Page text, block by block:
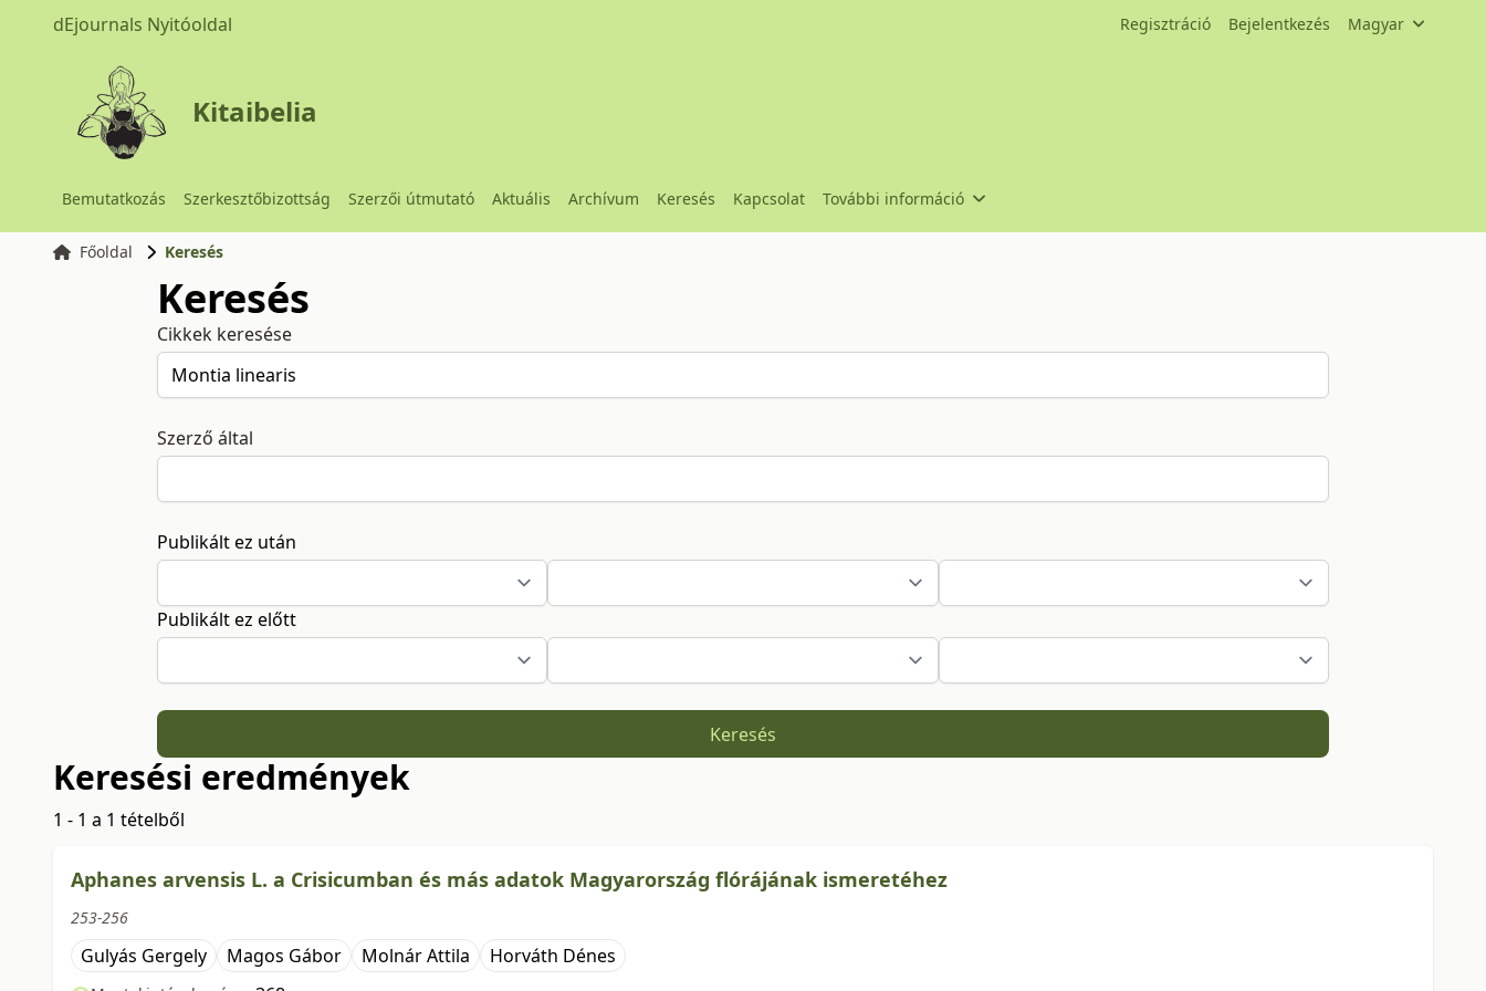
dEjournals Nyitóoldal Regisztráció Bejelentkezés Magyar
Kitaibelia
Bemutatkozás Szerkesztőbizottság Szerzői útmutató Aktuális Archívum Keresés Kapcsolat További információ
Főoldal Keresés
Keresés
Cikkek keresése
Szerző által
Publikált ez után
Publikált ez előtt
Keresés
Keresési eredmények
1 - 1 a 1 tételből
Aphanes arvensis L. a Crisicumban és más adatok Magyarország flórájának ismeretéhez
253-256
Gulyás Gergely Magos Gábor Molnár Attila Horváth Dénes